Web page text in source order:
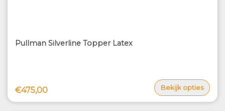
Pullman Silverline Topper Latex
€475,00 Bekijk opties